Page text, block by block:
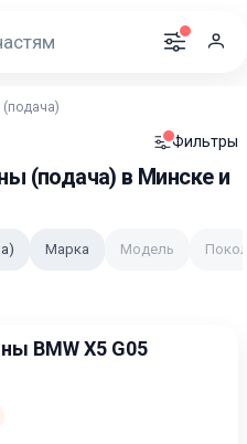
(подача)
Фильтры
(подача) в Минске и
Марка Модель
BMW X5 G05